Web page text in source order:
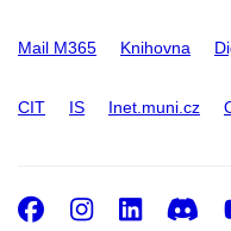
Mail M365 Knihovna
CIT IS Inet.muni.cz
Facebook